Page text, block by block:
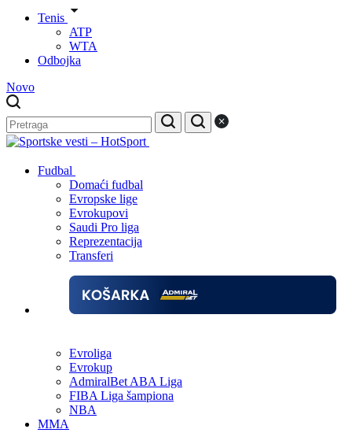
Tenis
ATP
WTA
Odbojka
Novo
Fudbal
Domaći fudbal
Evropske lige
Evrokupovi
Saudi Pro liga
Reprezentacija
Transferi
Evroliga
Evrokup
AdmiralBet ABA Liga
FIBA Liga šampiona
NBA
MMA